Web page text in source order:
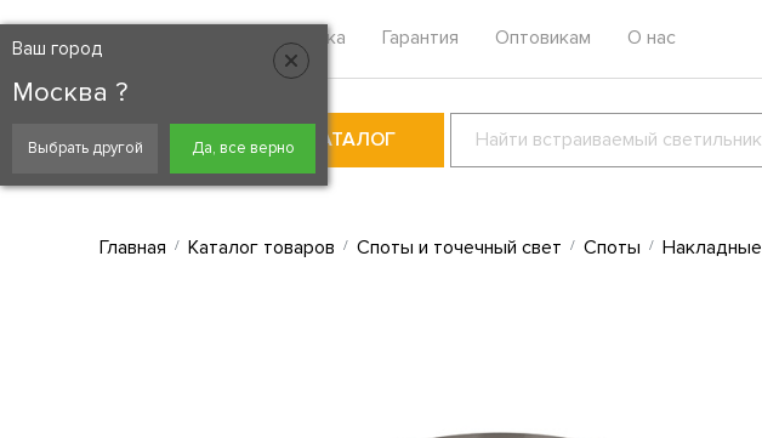
Москва
Ваш город
Москва ?
Выбрать другой Да, все верно
Доставка Гарантия Оптовикам О нас
КАТАЛОГ
Главная Каталог товаров Споты и точечный свет Споты Накладные